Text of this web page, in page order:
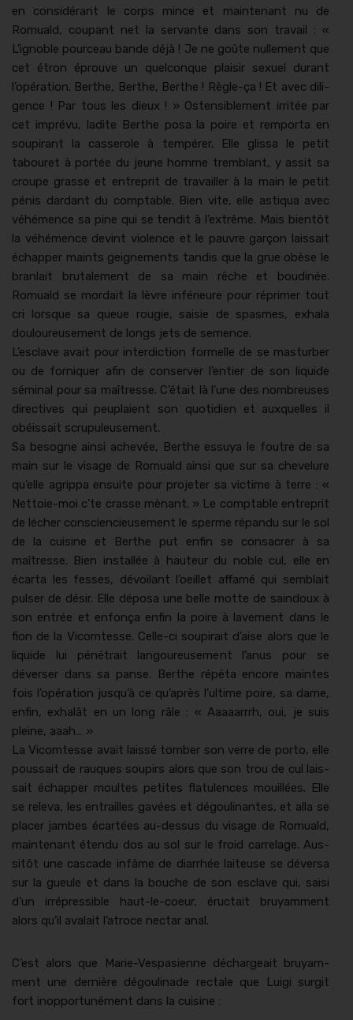
en con­sid­érant le corps mince et main­tenant nu de
Romuald, coupant net la ser­vante dans son tra­vail : «
L’ignoble pourceau bande déjà ! Je ne goûte nulle­ment que
cet étron éprou­ve un quel­conque plaisir sex­uel durant
l’opération. Berthe, Berthe, Berthe ! Règle-ça ! Et avec dili­
gence ! Par tous les dieux ! » Osten­si­ble­ment irritée par
cet imprévu, ladite Berthe posa la poire et rem­por­ta en
soupi­rant la casse­role à tem­pér­er. Elle glis­sa le petit
tabouret à portée du jeune homme trem­blant, y assit sa
croupe grasse et entre­prit de tra­vailler à la main le petit
pénis dar­d­ant du compt­able. Bien vite, elle asti­qua avec
véhé­mence sa pine qui se ten­dit à l’extrême. Mais bien­tôt
la véhé­mence devint vio­lence et le pau­vre garçon lais­sait
échap­per maints geigne­ments tan­dis que la grue obèse le
bran­lait bru­tale­ment de sa main rêche et boud­inée.
Romuald se mor­dait la lèvre inférieure pour réprimer tout
cri lorsque sa queue rougie, saisie de spasmes, exha­la
douloureuse­ment de longs jets de semence.
L’esclave avait pour inter­dic­tion formelle de se mas­turber
ou de forni­quer afin de con­serv­er l’entier de son liq­uide
sémi­nal pour sa maîtresse. C’était là l’une des nom­breuses
direc­tives qui peu­plaient son quo­ti­di­en et aux­quelles il
obéis­sait scrupuleuse­ment.
Sa besogne ain­si achevée, Berthe essuya le foutre de sa
main sur le vis­age de Romuald ain­si que sur sa chevelure
qu’elle agrip­pa ensuite pour pro­jeter sa vic­time à terre : «
Net­toie-moi c’te crasse mènant. » Le compt­able entre­prit
de léch­er con­scien­cieuse­ment le sperme répan­du sur le sol
de la cui­sine et Berthe put enfin se con­sacr­er à sa
maîtresse. Bien instal­lée à hau­teur du noble cul, elle en
écar­ta les fess­es, dévoilant l’oeillet affamé qui sem­blait
pulser de désir. Elle déposa une belle motte de sain­doux à
son entrée et enfonça enfin la poire à lave­ment dans le
fion de la Vicomtesse. Celle-ci soupi­rait d’aise alors que le
liq­uide lui péné­trait lan­goureuse­ment l’anus pour se
dévers­er dans sa panse. Berthe répé­ta encore maintes
fois l’opération jusqu’à ce qu’après l’ultime poire, sa dame,
enfin, exhalât en un long râle : « Aaaaar­rrh, oui, je suis
pleine, aaah… »
La Vicomtesse avait lais­sé tomber son verre de por­to, elle
pous­sait de rauques soupirs alors que son trou de cul lais­
sait échap­per moultes petites flat­u­lences mouil­lées. Elle
se rel­e­va, les entrailles gavées et dégouli­nantes, et alla se
plac­er jambes écartées au-dessus du vis­age de Romuald,
main­tenant éten­du dos au sol sur le froid car­relage. Aus­
sitôt une cas­cade infâme de diar­rhée lai­teuse se déver­sa
sur la gueule et dans la bouche de son esclave qui, saisi
d’un irré­press­ible haut-le-coeur, éruc­tait bruyam­ment
alors qu’il avalait l’atroce nec­tar anal.
C’est alors que Marie-Ves­pasi­enne déchargeait bruyam­
ment une dernière dégouli­nade rec­tale que Lui­gi sur­git
fort inop­por­tuné­ment dans la cuisine :